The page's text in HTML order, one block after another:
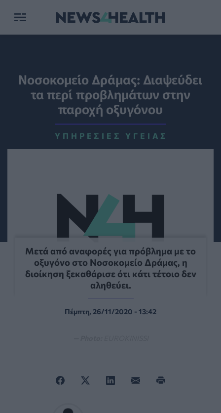
Νοσοκομείο Δράμας: Διαψεύδει
τα περί προβλημάτων στην
παροχή οξυγόνου
ΥΠΗΡΕΣΊΕΣ ΥΓΕΊΑΣ
Μετά από αναφορές για πρόβλημα με το
οξυγόνο στο Νοσοκομείο Δράμας, η
διοίκηση ξεκαθάρισε ότι κάτι τέτοιο δεν
αληθεύει.
Πέμπτη, 26/11/2020 - 13:42